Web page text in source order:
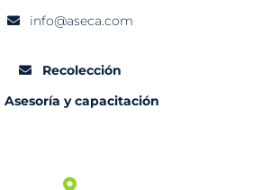
info@aseca.com
Recolección
Asesoría y capacitación